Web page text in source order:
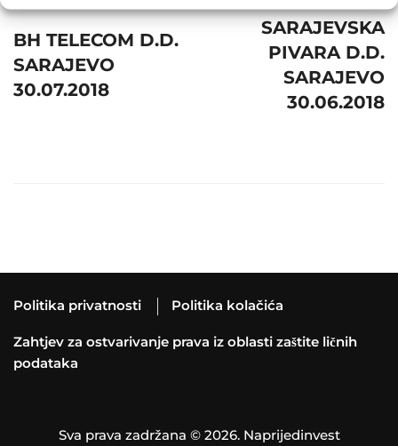
navigation
BH TELECOM D.D.
SARAJEVO
30.07.2018
SARAJEVSKA
PIVARA D.D.
SARAJEVO
30.06.2018
Politika privatnosti Politika kolačića
Zahtjev za ostvarivanje prava iz oblasti zaštite ličnih
podataka
Sva prava zadržana © 2026. Naprijedinvest